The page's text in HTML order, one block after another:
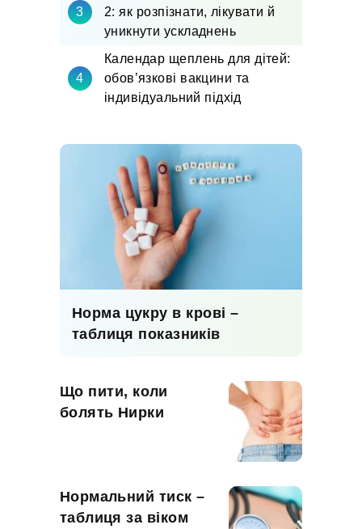
2: як розпізнати, лікувати й
уникнути ускладнень
Календар щеплень для дітей:
обов’язкові вакцини та
індивідуальний підхід
Норма цукру в крові –
таблиця показників
Що пити, коли
болять Нирки
Нормальний тиск –
таблиця за віком